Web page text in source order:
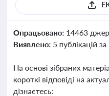
Опрацьовано: 14463
Виявлено: 5 публікацій
На основі зібраних
короткі відповіді на
дізнаєтесь: